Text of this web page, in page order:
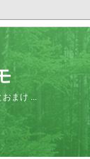
おまけ ...